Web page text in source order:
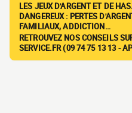
LES JEUX D'ARGENT ET DE
DANGEREUX : PERTES
FAMILIAUX, ADDICTION…
RETROUVEZ NOS CONSEILS
SERVICE.FR (09 74 75 13 13 -